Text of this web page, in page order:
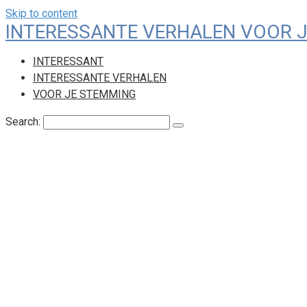
Skip to content
INTERESSANTE VERHALEN VOOR
INTERESSANT
INTERESSANTE VERHALEN
VOOR JE STEMMING
Search: